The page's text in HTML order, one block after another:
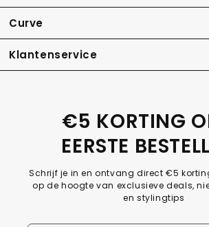
Curve
Klantenservice
€5 KORTING
EERSTE
Schrijf je in en ontvang direct €5
op de hoogte van exclusieve deals,
en stylingtips